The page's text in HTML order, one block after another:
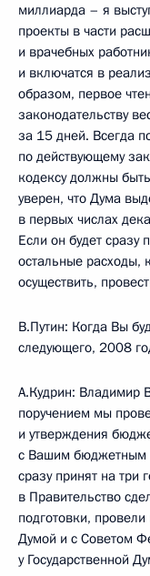
миллиарда – я
проекты в части
и врачебных
и включатся в
образом, первое
законодательству
за 15 дней. Всегда
по действующему
кодексу должны
уверен, что Дума
в первых числах
Если он будет сразу
остальные расходы,
осуществить,
В.Путин: Когда Вы
следующего, 2008
А.Кудрин: Владимир
поручением мы
и утверждения
с Вашим бюджетным
сразу принят на
в Правительство
подготовки, провели
Думой и с Советом
у Государственной